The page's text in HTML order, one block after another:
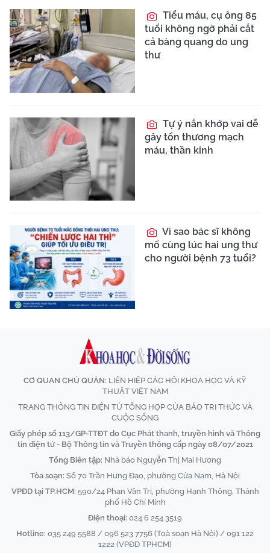
Tiểu máu, cụ ông 85
tuổi không ngờ phải cắt
cả bàng quang do ung
thư
Tự ý nắn khớp vai dễ
gây tổn thương mạch
máu, thần kinh
Vì sao bác sĩ không
mổ cùng lúc hai ung thư
cho người bệnh 73 tuổi?
CƠ QUAN CHỦ QUẢN: LIÊN HIỆP CÁC HỘI KHOA HỌC VÀ KỸ
THUẬT VIỆT NAM
TRANG THÔNG TIN ĐIỆN TỬ TỔNG HỢP CỦA BÁO TRI THỨC VÀ
CUỘC SỐNG
Giấy phép số 113/GP-TTĐT do Cục Phát thanh, truyền hình và Thông
tin điện tử - Bộ Thông tin và Truyền thông cấp ngày 08/07/2021
Tổng Biên tập: Nhà báo Nguyễn Thị Mai Hương
Tòa soạn: Số 70 Trần Hưng Đạo, phường Cửa Nam, Hà Nội
VPĐD tại TP.HCM: 590/24 Phan Văn Trị, phường Hạnh Thông, Thành
phố Hồ Chí Minh
Điện thoại: 024 6 254 3519
Hotline: 035 249 5588 / 096 523 7756 (Toà soạn Hà Nội) / 091 122
1222 (VPĐD TPHCM)